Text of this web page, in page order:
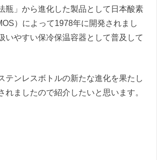
瓶」から進化した製品として日本酸素
）によって1978年に開発されまし
いやすい保冷保温容器として普及して
テンレスボトルの新たな進化を果たし
れましたので紹介したいと思います。